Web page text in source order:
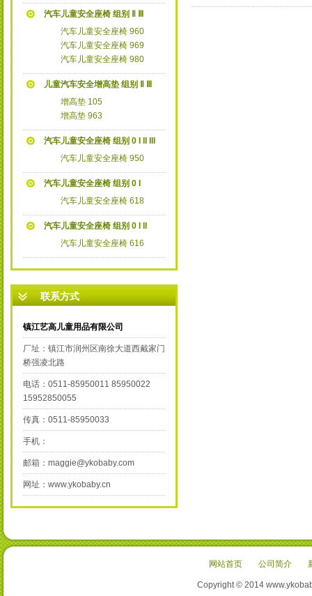
汽车儿童安全座椅 组别 Ⅱ Ⅲ
汽车儿童安全座椅 960
汽车儿童安全座椅 969
汽车儿童安全座椅 980
儿童汽车安全增高垫 组别 Ⅱ Ⅲ
增高垫 105
增高垫 963
汽车儿童安全座椅 组别 0 I II III
汽车儿童安全座椅 950
汽车儿童安全座椅 组别 0 I
汽车儿童安全座椅 618
汽车儿童安全座椅 组别 0 I II
汽车儿童安全座椅 616
联系方式
镇江艺高儿童用品有限公司
厂址：镇江市润州区南徐大道西戴家门
桥强凌北路
电话：0511-85950011 85950022
15952850055
传真：0511-85950033
手机：
邮箱：maggie@ykobaby.com
网址：www.ykobaby.cn
网站首页 公司简介
Copyright © 2014